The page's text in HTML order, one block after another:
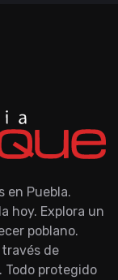
en Puebla.
hoy. Explora un
poblano.
de
Todo protegido